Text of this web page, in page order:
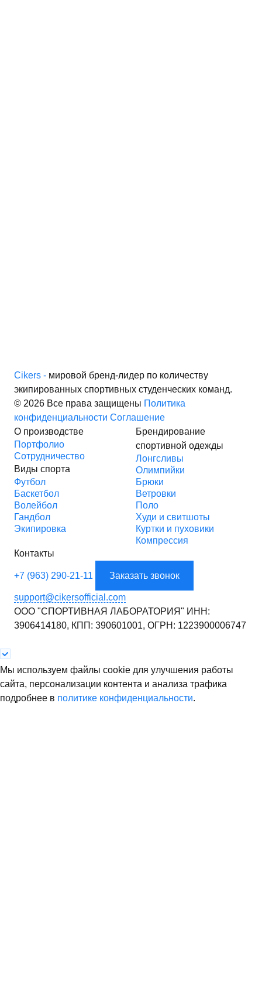
Cikers - мировой бренд-лидер по количеству
экипированных спортивных студенческих команд.
© 2026 Все права защищены Политика
конфиденциальности Соглашение
О производстве
Портфолио
Сотрудничество
Виды спорта
Футбол
Баскетбол
Волейбол
Гандбол
Экипировка
Брендирование
спортивной одежды
Лонгсливы
Олимпийки
Брюки
Ветровки
Поло
Худи и свитшоты
Куртки и пуховики
Компрессия
Контакты
+7 (963) 290-21-11 Заказать звонок
support@cikersofficial.com
ООО "СПОРТИВНАЯ ЛАБОРАТОРИЯ" ИНН:
3906414180, КПП: 390601001, ОГРН: 1223900006747
Мы используем файлы cookie для улучшения работы
сайта, персонализации контента и анализа трафика
подробнее в политике конфиденциальности.